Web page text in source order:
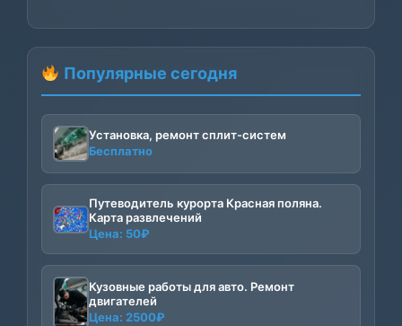
Популярные сегодня
Установка, ремонт сплит-систем
Бесплатно
Путеводитель курорта Красная поляна.
Карта развлечений
Цена: 50₽
Кузовные работы для авто. Ремонт
двигателей
Цена: 2500₽